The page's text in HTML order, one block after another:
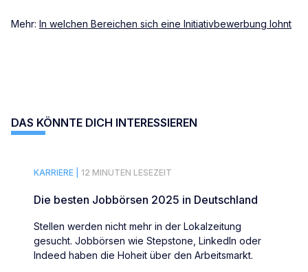
Mehr: In welchen Bereichen sich eine Initiativbewerbung lohnt
DAS KÖNNTE DICH INTERESSIEREN
KARRIERE | 12 MINUTEN LESEZEIT
Die besten Jobbörsen 2025 in Deutschland
Stellen werden nicht mehr in der Lokalzeitung
gesucht. Jobbörsen wie Stepstone, LinkedIn oder
Indeed haben die Hoheit über den Arbeitsmarkt.